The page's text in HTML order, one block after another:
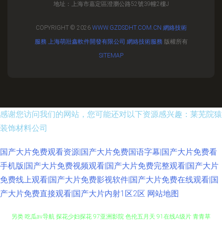
地址：上海市嘉定區澄瀏公路52號39幢2樓J
COPYRIGHT © 2026 WWW.GZDSDHT.COM.CN 網絡技術
服務 上海萌壯鑫軟件開發有限公司 網絡技術服務 版權所有
SITEMAP
感谢您访问我们的网站，您可能还对以下资源感兴趣：莱芜院猿
装饰材料公司
国产大片免费观看资源|国产大片免费国语字幕|国产大片免费看
手机版|国产大片免费视频观看|国产大片免费完整观看|国产大片
免费线上观看|国产大片免费影视软件|国产大片免费在线观看|国
产大片免费直接观看|国产大片内射1区2区 网站地图